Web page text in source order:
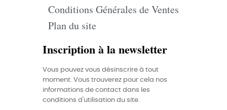
Conditions Générales de Ventes
Plan du site
Inscription à la newsletter
Vous pouvez vous désinscrire à tout
moment. Vous trouverez pour cela nos
informations de contact dans les
conditions d'utilisation du site.